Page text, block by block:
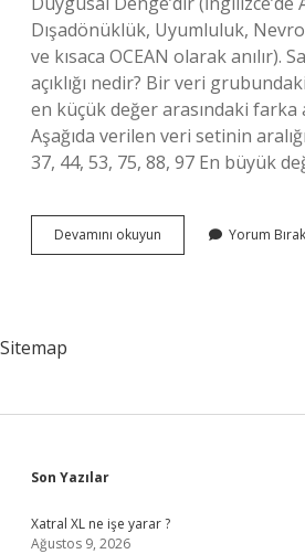
Dışadönüklük, Uyumluluk,
ve kısaca OCEAN olarak anılır).
açıklığı nedir? Bir veri
en küçük değer arasındaki farka
Aşağıda verilen veri setinin
37, 44, 53, 75, 88, 97 En büyük
Devamını okuyun
Değeri
Yorum Bırak
Sitemap
Sidebar
Son Yazılar
Xatral XL ne işe yarar ?
Ağustos 9, 2026